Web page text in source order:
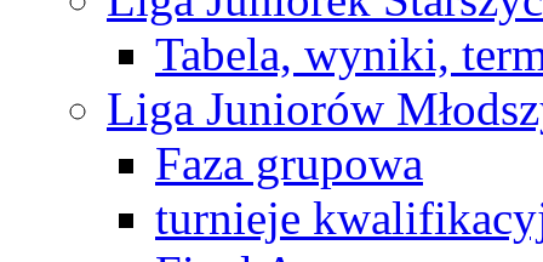
Tabela, wyniki,
Liga Juniorów
Faza grupowa
turnieje